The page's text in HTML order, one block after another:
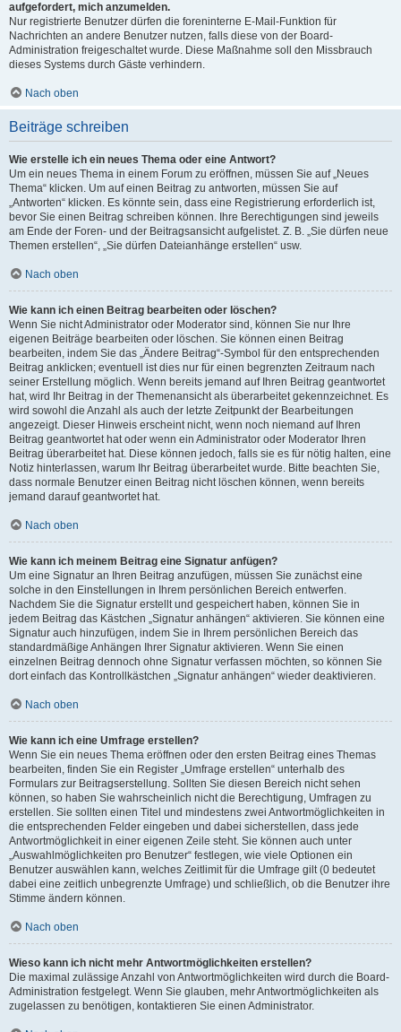
aufgefordert, mich anzumelden.
Nur registrierte Benutzer dürfen die foreninterne E-Mail-Funktion für
Nachrichten an andere Benutzer nutzen, falls diese von der Board-
Administration freigeschaltet wurde. Diese Maßnahme soll den Missbrauch
dieses Systems durch Gäste verhindern.
Nach oben
Beiträge schreiben
Wie erstelle ich ein neues Thema oder eine Antwort?
Um ein neues Thema in einem Forum zu eröffnen, müssen Sie auf „Neues
Thema“ klicken. Um auf einen Beitrag zu antworten, müssen Sie auf
„Antworten“ klicken. Es könnte sein, dass eine Registrierung erforderlich ist,
bevor Sie einen Beitrag schreiben können. Ihre Berechtigungen sind jeweils
am Ende der Foren- und der Beitragsansicht aufgelistet. Z. B. „Sie dürfen neue
Themen erstellen“, „Sie dürfen Dateianhänge erstellen“ usw.
Nach oben
Wie kann ich einen Beitrag bearbeiten oder löschen?
Wenn Sie nicht Administrator oder Moderator sind, können Sie nur Ihre
eigenen Beiträge bearbeiten oder löschen. Sie können einen Beitrag
bearbeiten, indem Sie das „Ändere Beitrag“-Symbol für den entsprechenden
Beitrag anklicken; eventuell ist dies nur für einen begrenzten Zeitraum nach
seiner Erstellung möglich. Wenn bereits jemand auf Ihren Beitrag geantwortet
hat, wird Ihr Beitrag in der Themenansicht als überarbeitet gekennzeichnet. Es
wird sowohl die Anzahl als auch der letzte Zeitpunkt der Bearbeitungen
angezeigt. Dieser Hinweis erscheint nicht, wenn noch niemand auf Ihren
Beitrag geantwortet hat oder wenn ein Administrator oder Moderator Ihren
Beitrag überarbeitet hat. Diese können jedoch, falls sie es für nötig halten, eine
Notiz hinterlassen, warum Ihr Beitrag überarbeitet wurde. Bitte beachten Sie,
dass normale Benutzer einen Beitrag nicht löschen können, wenn bereits
jemand darauf geantwortet hat.
Nach oben
Wie kann ich meinem Beitrag eine Signatur anfügen?
Um eine Signatur an Ihren Beitrag anzufügen, müssen Sie zunächst eine
solche in den Einstellungen in Ihrem persönlichen Bereich entwerfen.
Nachdem Sie die Signatur erstellt und gespeichert haben, können Sie in
jedem Beitrag das Kästchen „Signatur anhängen“ aktivieren. Sie können eine
Signatur auch hinzufügen, indem Sie in Ihrem persönlichen Bereich das
standardmäßige Anhängen Ihrer Signatur aktivieren. Wenn Sie einen
einzelnen Beitrag dennoch ohne Signatur verfassen möchten, so können Sie
dort einfach das Kontrollkästchen „Signatur anhängen“ wieder deaktivieren.
Nach oben
Wie kann ich eine Umfrage erstellen?
Wenn Sie ein neues Thema eröffnen oder den ersten Beitrag eines Themas
bearbeiten, finden Sie ein Register „Umfrage erstellen“ unterhalb des
Formulars zur Beitragserstellung. Sollten Sie diesen Bereich nicht sehen
können, so haben Sie wahrscheinlich nicht die Berechtigung, Umfragen zu
erstellen. Sie sollten einen Titel und mindestens zwei Antwortmöglichkeiten in
die entsprechenden Felder eingeben und dabei sicherstellen, dass jede
Antwortmöglichkeit in einer eigenen Zeile steht. Sie können auch unter
„Auswahlmöglichkeiten pro Benutzer“ festlegen, wie viele Optionen ein
Benutzer auswählen kann, welches Zeitlimit für die Umfrage gilt (0 bedeutet
dabei eine zeitlich unbegrenzte Umfrage) und schließlich, ob die Benutzer ihre
Stimme ändern können.
Nach oben
Wieso kann ich nicht mehr Antwortmöglichkeiten erstellen?
Die maximal zulässige Anzahl von Antwortmöglichkeiten wird durch die Board-
Administration festgelegt. Wenn Sie glauben, mehr Antwortmöglichkeiten als
zugelassen zu benötigen, kontaktieren Sie einen Administrator.